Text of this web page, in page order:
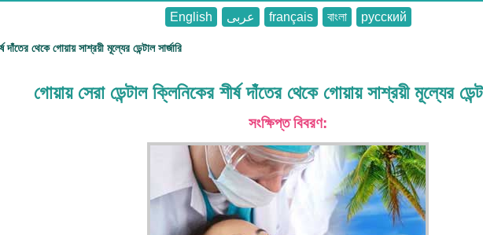
English عربى français বাংলা русский
থেকে গোয়ায় সাশ্রয়ী মূল্যের ডেন্টাল সার্জারি
গোয়ায় সেরা ডেন্টাল ক্লিনিকের শীর্ষ দাঁতের থেকে গোয়ায় সাশ্রয়ী মূল্যের
সংক্ষিপ্ত বিবরণ: